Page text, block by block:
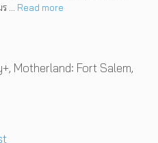
… Read more
, Motherland: Fort Salem,